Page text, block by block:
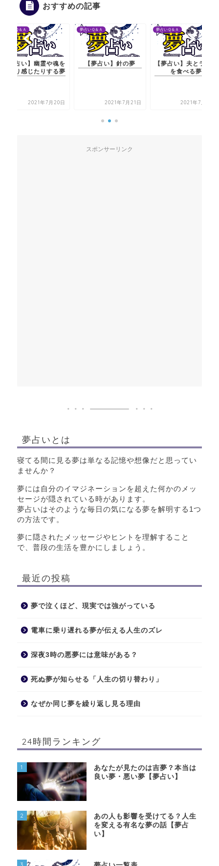
おすすめの記事
夢占いＱ＆Ａ
【夢占い】幽霊や魂を
見たり感じたりする夢
2021年7月20日
夢占いＱ＆Ａ
【夢占い】針の夢
2021年7月21日
夢占いＱ＆Ａ
【夢占い】夫とランチ
を食べる夢
2021年7月20日
スポンサーリンク
夢占いとは
寝てる間に見る夢は単なる記憶や想像だと思ってい
ませんか？
夢には自分のイマジネーションを超えた何かのメッ
セージが隠されている時があります。
夢占いはそのような毎日の気になる夢を解明する1つ
の方法です。
夢に隠されたメッセージやヒントを理解すること
で、普段の生活を豊かにしましょう。
最近の投稿
夢で泣くほど、現実では強がっている
電車に乗り遅れる夢が伝える人生のズレ
深夜3時の悪夢には意味がある？
死ぬ夢が知らせる「人生の切り替わり」
なぜか同じ夢を繰り返し見る理由
24時間ランキング
1
あなたが見たのは吉夢？本当は
良い夢・悪い夢【夢占い】
2
あの人も影響を受けてる？人生
を変える有名な夢の話【夢占
い】
3